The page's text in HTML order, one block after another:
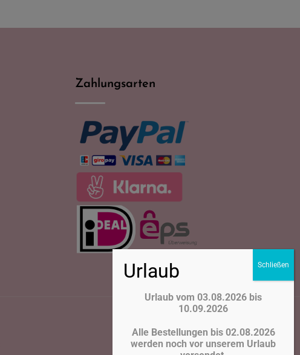
Zahlungsarten
Urlaub vom 03.08.2026 bis
10.09.2026
Alle Bestellungen bis 02.08.2026
werden noch vor unserem Urlaub